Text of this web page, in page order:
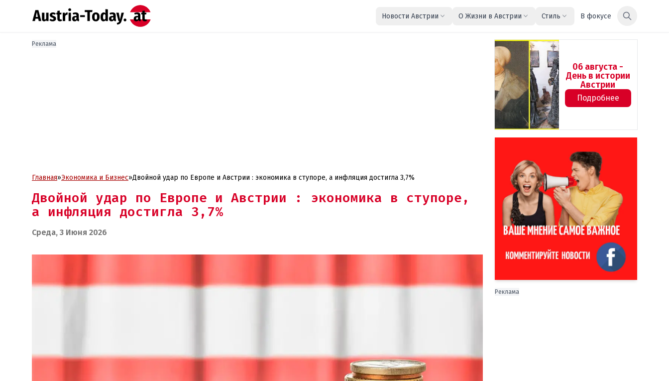
Новости Австрии О Жизни в Австрии Стиль В фокусе
Реклама
Главная»Экономика и Бизнес»Двойной удар по Европе и Австрии : экономика в ступоре, а инфляция достигла 3,7%
Двойной удар по Европе и Австрии : экономика в ступоре,
а инфляция достигла 3,7%
Среда, 3 Июня 2026
06 августа -
День в истории
Австрии
Подробнее
Реклама